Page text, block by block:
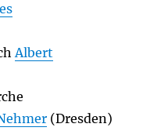
Albert
(Dresden)